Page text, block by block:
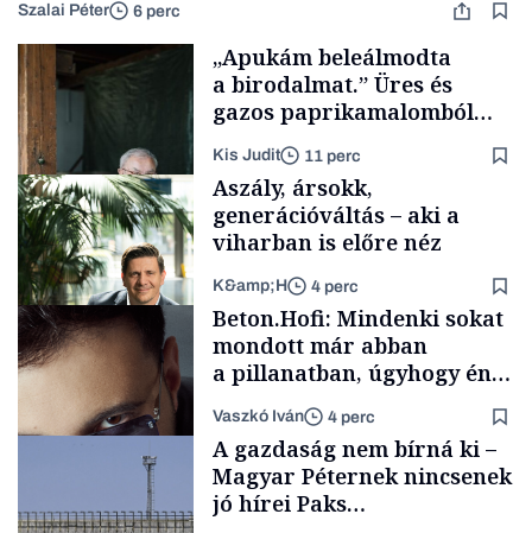
Szalai Péter 6 perc
Családi
vállalkozások
„Apukám beleálmodta
a birodalmat.” Üres és
gazos paprikamalomból
lett az igazi családi
fűszersztori
Kis Judit 11 perc
TÁMOGATÓI
Aszály, ársokk,
generációváltás – aki a
viharban is előre néz
K&amp;H 4 perc
Beton.Hofi: Mindenki sokat
mondott már abban
a pillanatban, úgyhogy én
a legsarkosabb
gondolataimat akartam
kimondani
Vaszkó Iván 4 perc
A gazdaság nem bírná ki –
Magyar Péternek nincsenek
jó hírei Paks